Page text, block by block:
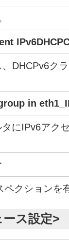
DHCPv6ク
in
にIPv6アク
クションを
ス設定>